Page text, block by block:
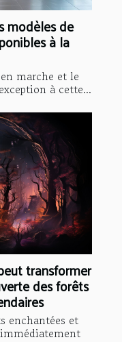
modèles de
à la
marche et le
à cette...
transformer
des forêts
enchantées et